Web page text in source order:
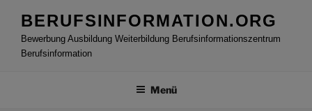
Inhalt
springen
BERUFSINFORMATION.ORG
Bewerbung Ausbildung Weiterbildung Berufsinformationszentrum
Berufsinformation
Menü